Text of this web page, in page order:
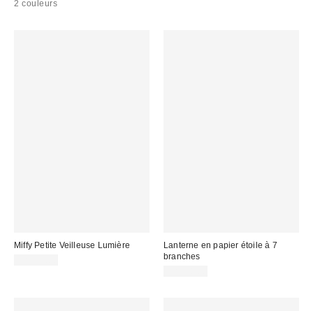
2 couleurs
Miffy Petite Veilleuse Lumière
Lanterne en papier étoile à 7
branches